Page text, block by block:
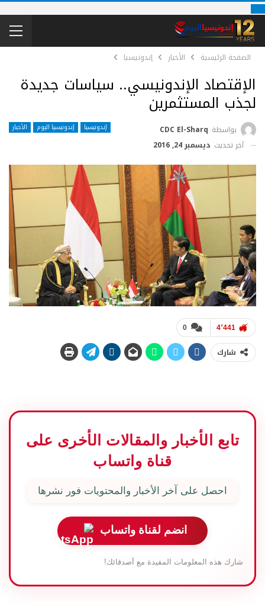
الصفحة الرئيسية الأخبار إندونيسيا
الإقتصاد الإندونيسي.. سياسات جديدة
لجذب المستثمرين
إندونيسيا إندونيسيا اليوم الأخبار بواسطة CDC El-Sharq
آخر تحديث ديسمبر 24, 2016
0 4٬441
شارك
تابع الأخبار والمقالات الأخرى على
قناة واتساب
احصل على آخر الأخبار والمحتويات فور نشرها
انضم لقناة واتساب
شارك هذه المعلومات المفيدة مع أصدقائك!